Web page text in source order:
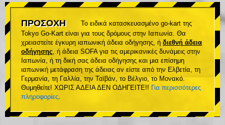
ΠΡΟΣΟΧΗ
Το ειδικά κατασκευασμένο go-kart της
Tokyo Go-Kart είναι για τους δρόμους στην Ιαπωνία. Θα
χρειαστείτε έγκυρη ιαπωνική άδεια οδήγησης, ή διεθνή άδεια
οδήγησης, ή άδεια SOFA για τις αμερικανικές δυνάμεις στην
Ιαπωνία, ή τη δική σας άδεια οδήγησης και μια επίσημη
ιαπωνική μετάφραση της άδειας αν είστε από την Ελβετία, τη
Γερμανία, τη Γαλλία, την Ταϊβάν, το Βέλγιο, το Μονακό.
Θυμηθείτε! ΧΩΡΙΣ ΑΔΕΙΑ ΔΕΝ ΟΔΗΓΕΙΤΕ!! Για περισσότερες
πληροφορίες.